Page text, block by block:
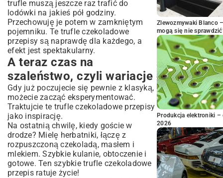
trufle muszą jeszcze raz trafić do
lodówki na jakieś pół godziny.
Przechowuję je potem w zamkniętym
pojemniku. Te trufle czekoladowe
przepisy są naprawdę dla każdego, a
efekt jest spektakularny.
A teraz czas na
szaleństwo, czyli wariacje
Gdy już poczujecie się pewnie z klasyką,
możecie zacząć eksperymentować.
Traktujcie te trufle czekoladowe przepisy
jako inspirację.
Na ostatnią chwilę, kiedy goście w
drodze? Mielę herbatniki, łączę z
rozpuszczoną czekoladą, masłem i
mlekiem. Szybkie kulanie, obtoczenie i
gotowe. Ten szybkie trufle czekoladowe
przepis ratuje życie!
Zlewozmywaki Blanco
mogą się nie
Produkcja elektroniki –
2026